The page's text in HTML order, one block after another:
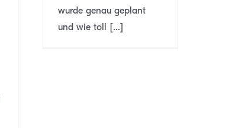
wurde genau geplant
und wie toll [...]